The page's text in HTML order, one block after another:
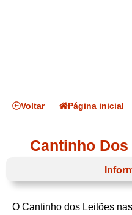
Voltar Página inicial
Cantinho
O Cantinho dos Leitões
Horário de